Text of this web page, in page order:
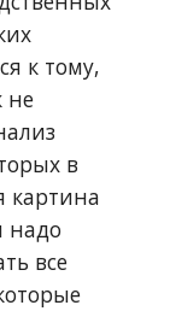
к тому,
не
в
картина
надо
все